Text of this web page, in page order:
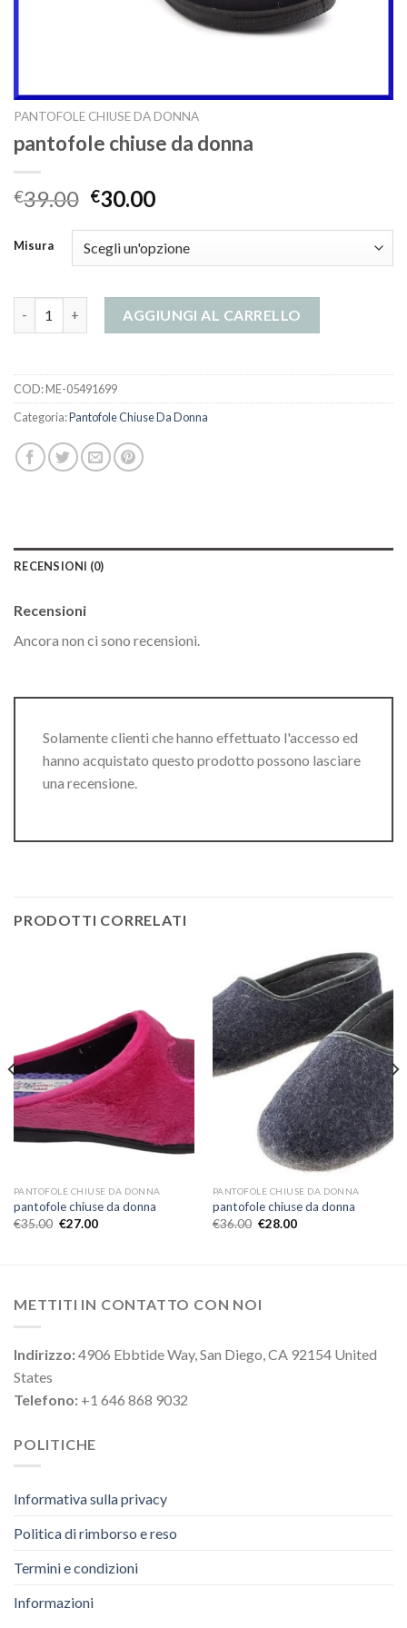
PANTOFOLE CHIUSE DA DONNA
pantofole chiuse da donna
€39.00 €30.00
Misura
AGGIUNGI AL CARRELLO
COD:ME-05491699
Categoria:Pantofole Chiuse Da Donna
RECENSIONI (0)
Recensioni
Ancora non ci sono recensioni.
Solamente clienti che hanno effettuato l'accesso ed
hanno acquistato questo prodotto possono lasciare
una recensione.
PRODOTTI CORRELATI
PANTOFOLE CHIUSE DA DONNA
pantofole chiuse da donna
€35.00 €27.00
PANTOFOLE CHIUSE DA DONNA
pantofole chiuse da donna
€36.00 €28.00
METTITI IN CONTATTO CON NOI
Indirizzo:4906 Ebbtide Way, San Diego, CA 92154 United
States
Telefono: +1 646 868 9032
POLITICHE
Informativa sulla privacy
Politica di rimborso e reso
Termini e condizioni
Informazioni